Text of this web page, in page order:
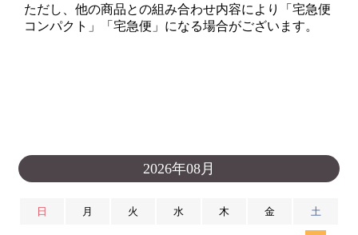
ただし、他の商品との組み合わせ内容により「宅急便
コンパクト」「宅急便」になる場合がございます。
2026年08月
日 月 火 水 木 金 土